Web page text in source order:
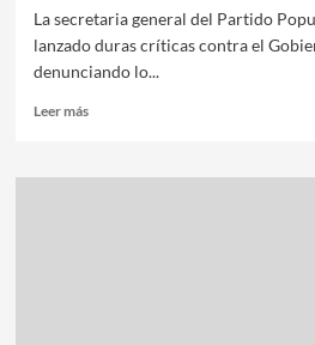
La secretaria general del Partido
lanzado duras críticas contra el
denunciando lo...
Leer más